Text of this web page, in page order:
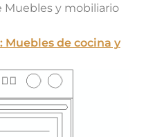
Muebles y mobiliario
Muebles de cocina y